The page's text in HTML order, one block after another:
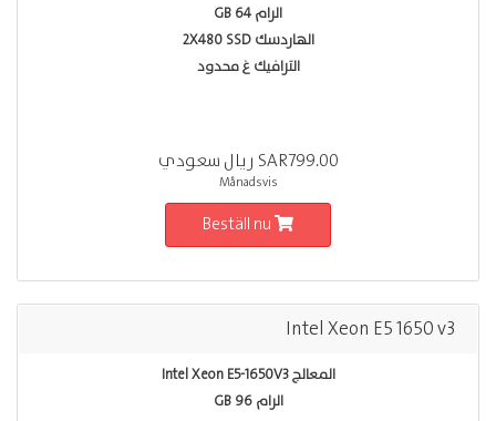
الرام 64 GB
الهاردسك 2X480 SSD
الترافيك غ محدود
SAR799.00 ريال سعودي
Månadsvis
Intel Xeon E5 1650 v3
المعالج Intel Xeon E5-1650V3
الرام 96 GB